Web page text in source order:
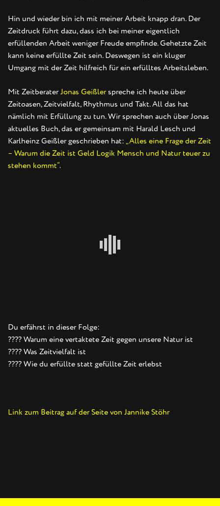
Hin und wieder bin ich mit meiner Arbeit knapp dran. Der
Zeitdruck führt dazu, dass ich bei meiner eigentlich
erfüllenden Arbeit weniger Freude empfinde. Gehetzte Zeit
kann keine erfüllte Zeit sein. Deswegen ist ein kluger
Umgang mit der Zeit hilfreich für ein erfülltes Arbeitsleben.
Mit ZeitberaterJonas Geißlerspreche ich heute über
Zeitoasen, Zeitvielfalt, Rhythmus und Takt. All das hat
nämlich mit Erfüllung zu tun. Wir sprechen auch über Jonas
aktuelles Buch, das er gemeinsam mit Harald Lesch und
Karlheinz Geißler geschrieben hat: „Alles eine Frage der Zeit
– Warum die Zeit ist Geld Logik Mensch und Natur teuer zu
stehen kommt“.
Du erfährst in dieser Folge:
???? Warum eine vertaktete Zeit gegen unsere Natur ist
???? Was Zeitvielfalt ist
???? Wie du erfüllte statt gefüllte Zeit erlebst
Link zum Beitrag auf der Seite von Jannike Stöhr